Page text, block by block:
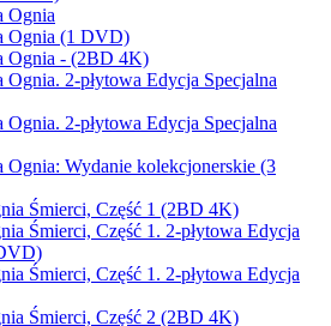
Ognia
Ognia (1 DVD)
Ognia - (2BD 4K)
2-płytowa Edycja Specjalna
2-płytowa Edycja Specjalna
Ognia: Wydanie kolekcjonerskie (3
Śmierci, Część 1 (2BD 4K)
Śmierci, Część 1. 2-płytowa Edycja
Śmierci, Część 1. 2-płytowa Edycja
Śmierci, Część 2 (2BD 4K)